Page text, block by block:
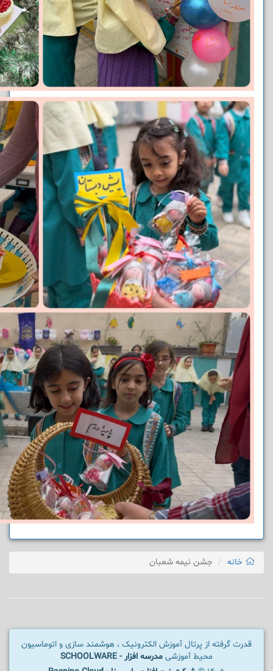
خانه جشن نیمه شعبان
قدرت گرفته از پرتال آموزش الکترونیک ، هوشمند سازی و اتوماسیون
محیط آموزشی مدرسه افزار - SCHOOLWARE